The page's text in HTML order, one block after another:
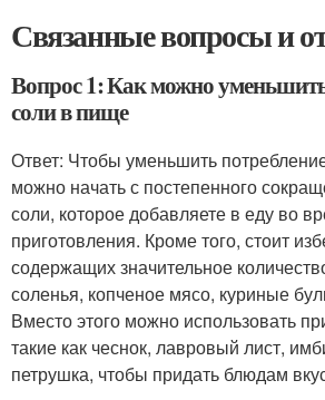
Связанные вопросы и
Вопрос 1: Как можно
соли в пище
Ответ: Чтобы уменьшить
можно начать с постепенного
соли, которое добавляете в еду во
приготовления. Кроме того, стоит
содержащих значительное
соленья, копченое мясо, куриные
Вместо этого можно использовать
такие как чеснок, лавровый лист,
петрушка, чтобы придать блюдам